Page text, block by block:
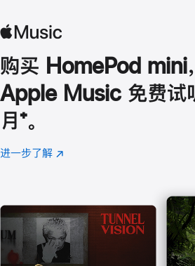
购买 HomePod mini，
Apple Music 免费试
月 脚
注
⁺。
进一步了解 Apple
(在
口
中
打
开)